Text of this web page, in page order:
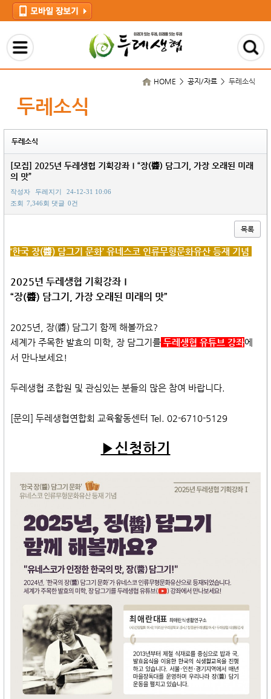
두레소식
HOME > 공지/자료 > 두레소식
두레소식
[모집] 2025년 두레생협 기획강좌Ⅰ“장(醬) 담그기, 가장 오래된 미래
의 맛”
작성자 두레지기
24-12-31 10:06
조회 7,346회 댓글 0건
목록
본문
‘한국 장(醬) 담그기 문화’ 유네스코 인류무형문화유산 등재 기념
2025년 두레생협 기획강좌Ⅰ
“장(醬) 담그기, 가장 오래된 미래의 맛”
2025년, 장(醬) 담그기 함께 해볼까요?
세계가 주목한 발효의 미학, 장 담그기를 두레생협 유튜브 강좌에
서 만나보세요!
두레생협 조합원 및 관심있는 분들의 많은 참여 바랍니다.
[문의] 두레생협연합회 교육활동센터 Tel. 02-6710-5129
▶신청하기